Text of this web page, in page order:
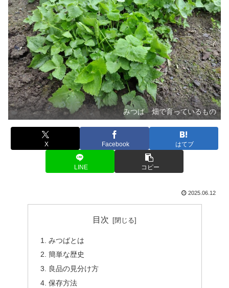
みつば 畑で育っているもの
X Facebook はてブ
LINE コピー
2025.06.12
目次
みつばとは
簡単な歴史
良品の見分け方
保存方法